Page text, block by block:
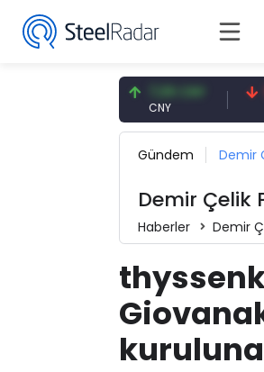
7,09 CNY
Gündem Demir
Demir Çelik
Haberler Demir